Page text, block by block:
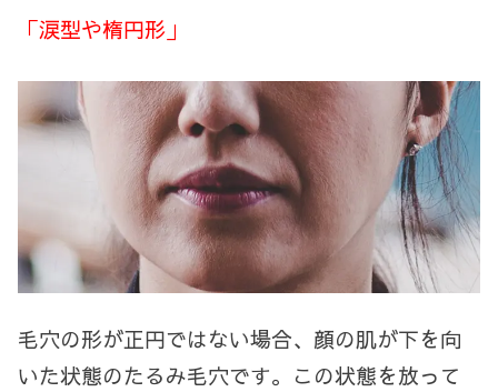
「涙型や楕円形」
毛穴の形が正円ではない場合、顔の肌が下を向
いた状態のたるみ毛穴です。この状態を放って